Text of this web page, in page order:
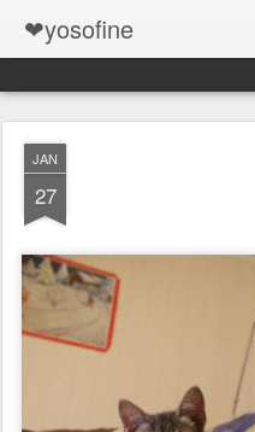
❤yosofine
JAN
27